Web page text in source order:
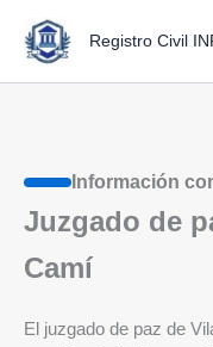
contenido
Registro Civil
Información
Juzgado de
Camí
El juzgado de paz de